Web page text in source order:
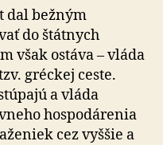
dal bežným
do štátnych
však ostáva – vláda
gréckej ceste.
a vláda
hospodárenia
cez vyššie a